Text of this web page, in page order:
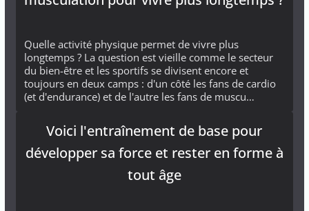
Quelle activité physique permet de vivre plus
longtemps ? La question est vieille comme le secteur
du bien-être et les sportifs se divisent encore et
toujours en deux camps : d'un côté les fans de cardio
(et d'endurance) et de l'autre les fans de muscu…
Voici l'entraînement de base pour
développer sa force et rester en forme à
tout âge